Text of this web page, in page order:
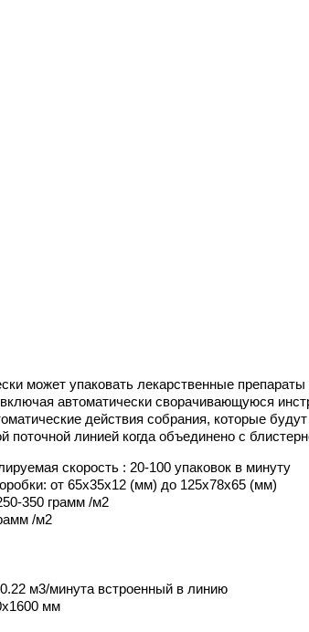
может упаковать лекарственные
автоматически сворачивающуюся
действия собрания, которые
поточной линией когда объединено с
скорость : 20-100 упаковок в минуту
от 65x35х12 (мм) до 125x78x65 (мм)
350 грамм /м2
/м2
м3/минута встроенный в линию
мм